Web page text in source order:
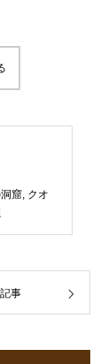
窟, クオ
事